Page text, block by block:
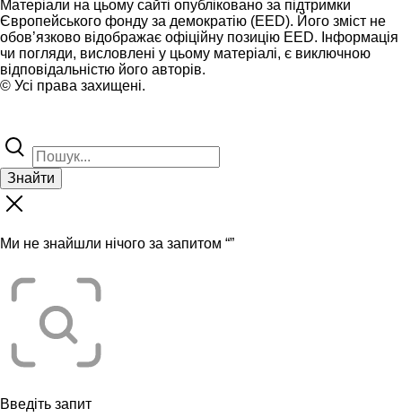
Матеріали на цьому сайті опубліковано за підтримки
Європейського фонду за демократію (EED). Його зміст не
обов’язково відображає офіційну позицію EED. Інформація
чи погляди, висловлені у цьому матеріалі, є виключною
відповідальністю його авторів.
© Усі права захищені.
Знайти
Ми не знайшли нічого за запитом “”
Введіть запит